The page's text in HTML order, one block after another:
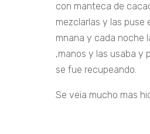
con manteca de
mezclarlas y las puse
mnana y cada noche
,manos y las usaba y
se fue recupeando.
Se veia mucho mas